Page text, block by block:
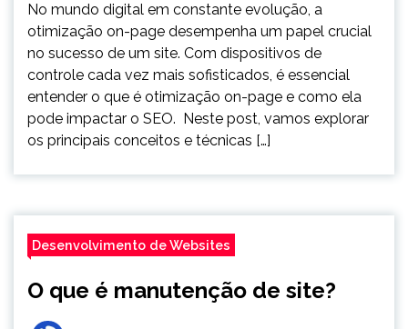
No mundo digital em constante evolução, a
otimização on-page desempenha um papel crucial
no sucesso de um site. Com dispositivos de
controle cada vez mais sofisticados, é essencial
entender o que é otimização on-page e como ela
pode impactar o SEO. Neste post, vamos explorar
os principais conceitos e técnicas […]
Desenvolvimento de Websites
O que é manutenção de site?